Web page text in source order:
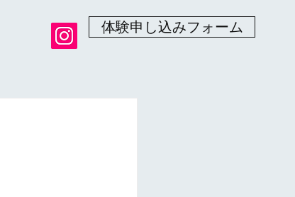
体験申し込みフォーム